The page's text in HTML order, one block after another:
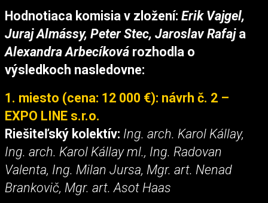
Hodnotiaca komisia v zložení: Erik Vajgel,
Juraj Almássy, Peter Stec, Jaroslav Rafaj a
Alexandra Arbecíková rozhodla o
výsledkoch nasledovne:
1. miesto (cena: 12 000 €): návrh č. 2 –
EXPO LINE s.r.o.
Riešiteľský kolektív: Ing. arch. Karol Kállay,
Ing. arch. Karol Kállay ml., Ing. Radovan
Valenta, Ing. Milan Jursa, Mgr. art. Nenad
Brankovič, Mgr. art. Asot Haas